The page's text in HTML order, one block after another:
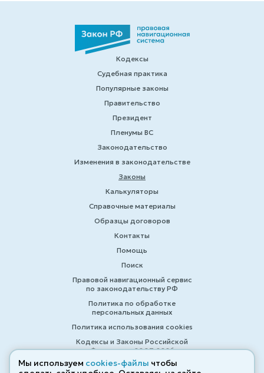
Кодексы
Судебная практика
Популярные законы
Правительство
Президент
Пленумы ВС
Законодательство
Изменения в законодательстве
Законы
Калькуляторы
Справочные материалы
Образцы договоров
Контакты
Помощь
Поиск
Правовой навигационный сервис
по законодательству РФ
Политика по обработке
персональных данных
Политика использования cookies
Кодексы и Законы Российской
Федерации 2007-2026
Мы используем cookies-файлы чтобы